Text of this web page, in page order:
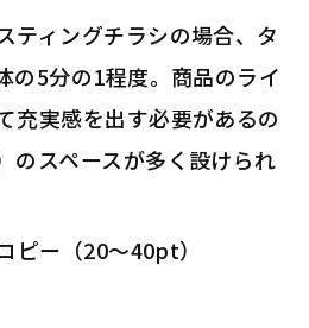
ティングチラシの場合、タ
の5分の1程度。商品のライ
充実感を出す必要があるの
のスペースが多く設けられ
ピー（20～40pt）